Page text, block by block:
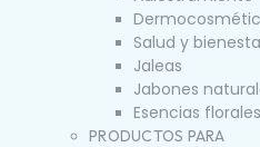
Salud y
Jaleas
Jabones
Esencias florales
PRODUCTOS PARA